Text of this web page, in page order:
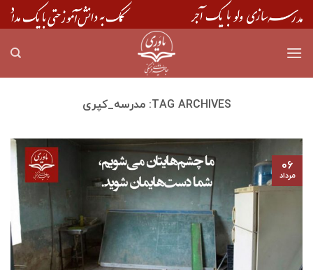
Skip
to
TAG ARCHIVES: مدرسه_کپری
۰۶
مرداد